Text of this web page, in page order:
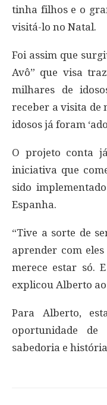
tinha filhos e o
visitá-lo no Natal.
Foi assim que
Avô” que visa
milhares de
receber a visita de
idosos já foram
O projeto conta
iniciativa que
sido
Espanha.
“Tive a sorte de
aprender com
merece estar só.
explicou Alberto
Para Alberto,
oportunidade
sabedoria e